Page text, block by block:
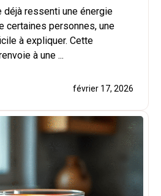
ressenti une énergie
certaines personnes, une
à expliquer. Cette
à une ...
février 17, 2026